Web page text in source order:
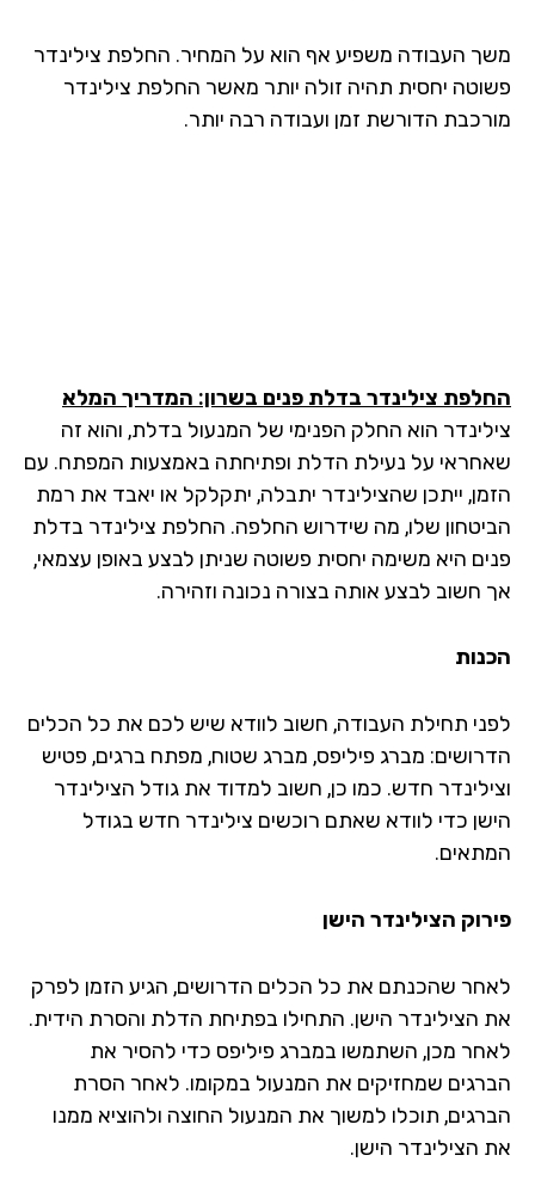
העבודה משפיע אף הוא על המחיר. החלפת צילינדר
יחסית תהיה זולה יותר מאשר החלפת צילינדר
הדורשת זמן ועבודה רבה יותר.
צילינדר בדלת פנים בשרון: המדריך המלא
הוא החלק הפנימי של המנעול בדלת, והוא זה
על נעילת הדלת ופתיחתה באמצעות המפתח. עם
ייתכן שהצילינדר יתבלה, יתקלקל או יאבד את רמת
שלו, מה שידרוש החלפה. החלפת צילינדר בדלת
היא משימה יחסית פשוטה שניתן לבצע באופן עצמאי,
חשוב לבצע אותה בצורה נכונה וזהירה.
תחילת העבודה, חשוב לוודא שיש לכם את כל הכלים
מברג פיליפס, מברג שטוח, מפתח ברגים, פטיש
חדש. כמו כן, חשוב למדוד את גודל הצילינדר
כדי לוודא שאתם רוכשים צילינדר חדש בגודל
הצילינדר הישן
שהכנתם את כל הכלים הדרושים, הגיע הזמן לפרק
הצילינדר הישן. התחילו בפתיחת הדלת והסרת הידית.
מכן, השתמשו במברג פיליפס כדי להסיר את
שמחזיקים את המנעול במקומו. לאחר הסרת
תוכלו למשוך את המנעול החוצה ולהוציא ממנו
הצילינדר הישן.